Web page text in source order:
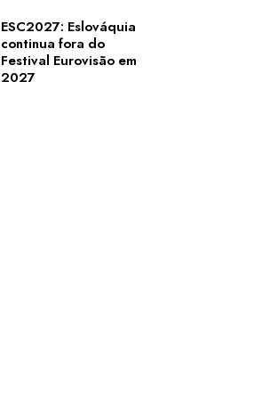
ESC2027: Eslováquia
continua fora do
Festival Eurovisão em
2027